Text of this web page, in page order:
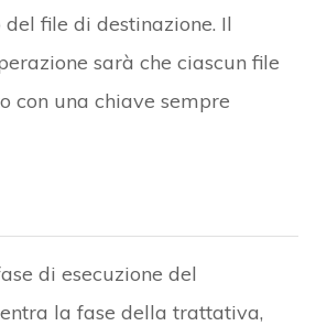
del file di destinazione. Il
sarà che ciascun file
con una chiave sempre
di esecuzione del
la fase della trattativa,